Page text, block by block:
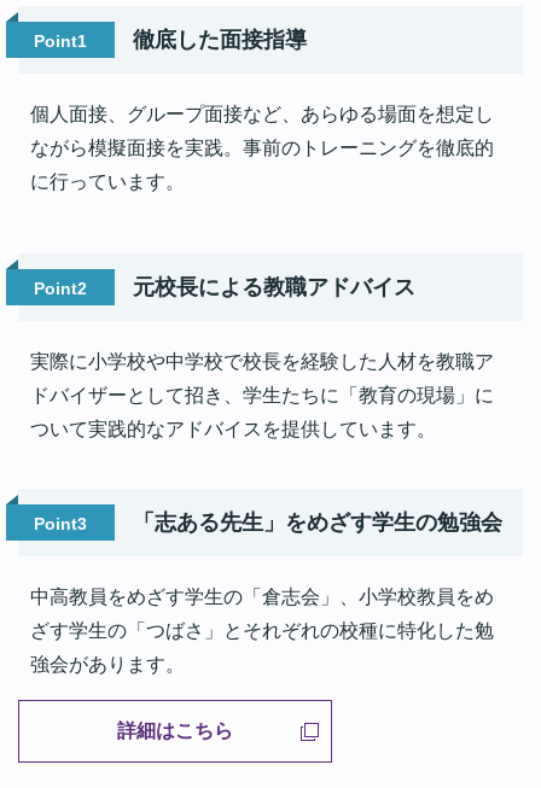
Point1 徹底した面接指導
個人面接、グループ面接など、あらゆる場面を想定し
ながら模擬面接を実践。事前のトレーニングを徹底的
に行っています。
Point2 元校長による教職アドバイス
実際に小学校や中学校で校長を経験した人材を教職ア
ドバイザーとして招き、学生たちに「教育の現場」に
ついて実践的なアドバイスを提供しています。
Point3 「志ある先生」をめざす学生の勉強会
中高教員をめざす学生の「倉志会」、小学校教員をめ
ざす学生の「つばさ」とそれぞれの校種に特化した勉
強会があります。
詳細はこちら